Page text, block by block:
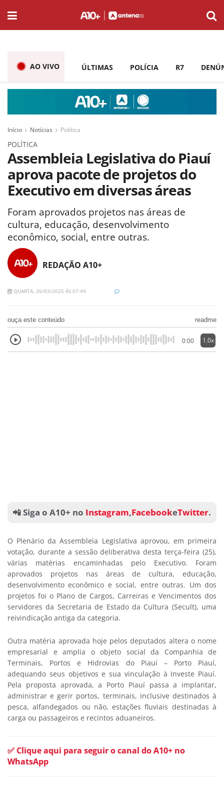
AO VIVO ÚLTIMAS POLÍCIA R7
Início Notícias Política
POLÍTICA
Assembleia Legislativa do Piauí
aprova pacote de projetos do
Executivo em diversas áreas
Foram aprovados projetos nas áreas de
cultura, educação, desenvolvimento
econômico, social, entre outras.
REDAÇÃO A10+
QUARTA, 26/03/2025 ÀS 07:49
ouça este conteúdo readme
0:00 1.0x
📲 Siga o A10+ no Instagram,FacebookeTwitter.
O Plenário da Assembleia Legislativa aprovou, em primeira
votação, durante a sessão deliberativa desta terça-feira (25),
várias matérias encaminhadas pelo Executivo. Foram
aprovados projetos nas áreas de cultura, educação,
desenvolvimento econômico e social, entre outras. Um dos
projetos foi o Plano de Cargos, Carreiras e Vencimentos dos
servidores da Secretaria de Estado da Cultura (Secult), uma
reivindicação antiga da categoria.
Outra matéria aprovada hoje pelos deputados altera o nome
empresarial e amplia o objeto social da Companhia de
Terminais, Portos e Hidrovias do Piauí – Porto Piauí,
adequando seus objetivos e sua vinculação à Investe Piauí.
Pela proposta aprovada, a Porto Piauí passa a implantar,
administrar e gerir portos, terminais, inclusive destinados à
pesca, alfandegados ou não, estações fluviais destinadas à
carga ou passageiros e recintos aduaneiros.
✅ Clique aqui para seguir o canal do A10+ no
WhatsApp